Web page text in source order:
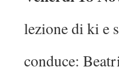
lezione di ki e
conduce: